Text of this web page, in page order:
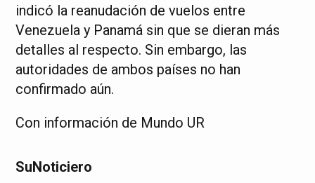
indicó la reanudación de vuelos entre
Venezuela y Panamá sin que se dieran más
detalles al respecto. Sin embargo, las
autoridades de ambos países no han
confirmado aún.
Con información de Mundo UR
SuNoticiero